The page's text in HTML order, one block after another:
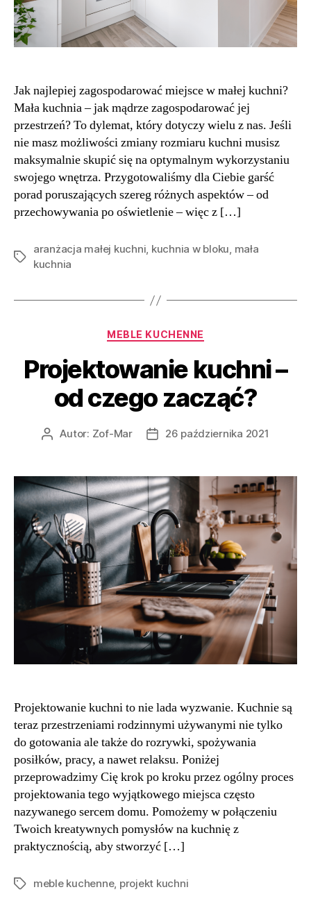
Jak najlepiej zagospodarować miejsce w małej kuchni?
Mała kuchnia – jak mądrze zagospodarować jej
przestrzeń? To dylemat, który dotyczy wielu z nas. Jeśli
nie masz możliwości zmiany rozmiaru kuchni musisz
maksymalnie skupić się na optymalnym wykorzystaniu
swojego wnętrza. Przygotowaliśmy dla Ciebie garść
porad poruszających szereg różnych aspektów – od
przechowywania po oświetlenie – więc z […]
Tagi
aranżacja małej kuchni, kuchnia w bloku, mała
kuchnia
Kategorie
MEBLE KUCHENNE
Projektowanie kuchni –
od czego zacząć?
AutorAutor: Zof-Mar
Data26 października 2021
Projektowanie kuchni to nie lada wyzwanie. Kuchnie są
teraz przestrzeniami rodzinnymi używanymi nie tylko
do gotowania ale także do rozrywki, spożywania
posiłków, pracy, a nawet relaksu. Poniżej
przeprowadzimy Cię krok po kroku przez ogólny proces
projektowania tego wyjątkowego miejsca często
nazywanego sercem domu. Pomożemy w połączeniu
Twoich kreatywnych pomysłów na kuchnię z
praktycznością, aby stworzyć […]
Tagimeble kuchenne, projekt kuchni